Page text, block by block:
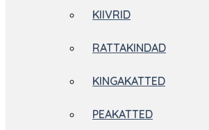
KIIVRID
RATTAKINDAD
KINGAKATTED
PEAKATTED